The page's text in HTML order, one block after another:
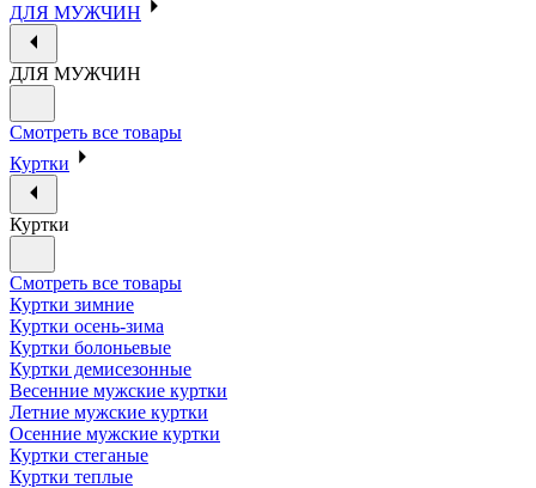
ДЛЯ МУЖЧИН
ДЛЯ МУЖЧИН
Смотреть все товары
Куртки
Куртки
Смотреть все товары
Куртки зимние
Куртки осень-зима
Куртки болоньевые
Куртки демисезонные
Весенние мужские куртки
Летние мужские куртки
Осенние мужские куртки
Куртки стеганые
Куртки теплые